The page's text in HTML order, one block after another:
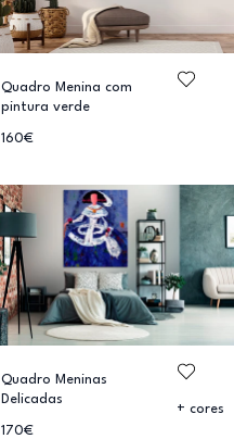
Quadro Menina com
pintura verde
160€
Quadro Meninas
Delicadas
170€
+ cores